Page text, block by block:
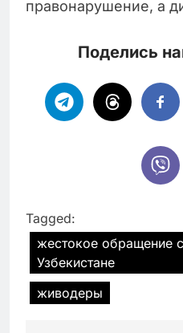
правонарушение, а
Поделись
Tagged:
жестокое обращение
Узбекистане
живодеры